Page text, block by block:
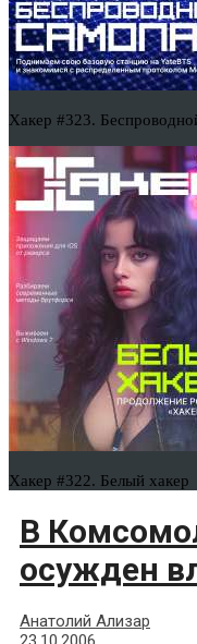
Хакер #323.
Хакер #322. Белый хакер
В
осужден
Анатолий Ализар